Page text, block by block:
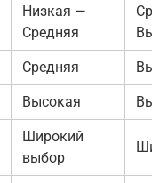
Низкая —
Средняя
Средняя
Высокая
Широкий
выбор